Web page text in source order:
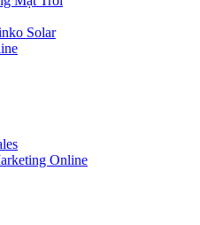
Solar
Online